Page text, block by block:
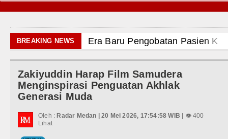
Politik
Hiburan
Olahraga
BREAKING NEWS
Pasien Kanker Paru di Indonesia
Lurah AUR, Tegaskan Tak Toleransi
HIV/AIDS di Jawa Barat Sebagai Gay Salah
Ditekuk Juventus pada Laga Persahabatan di
Zakiyuddin Harap Film Samudera
Menginspirasi Penguatan Akhlak
Generasi Muda
Oleh : Radar Medan | 20 Mei 2026, 17:54:58 WIB | 👁 400
Lihat